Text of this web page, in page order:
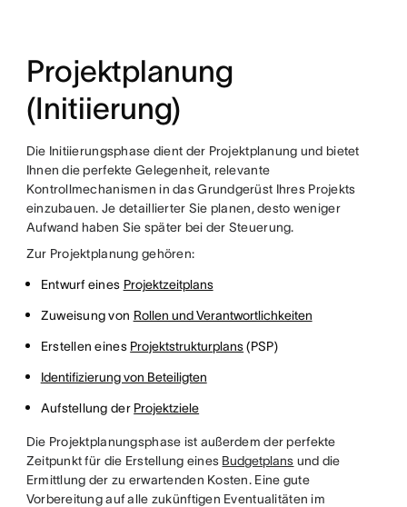
Projektplanung
(Initiierung)
Die Initiierungsphase dient der Projektplanung und bietet
Ihnen die perfekte Gelegenheit, relevante
Kontrollmechanismen in das Grundgerüst Ihres Projekts
einzubauen. Je detaillierter Sie planen, desto weniger
Aufwand haben Sie später bei der Steuerung.
Zur Projektplanung gehören:
Entwurf eines Projektzeitplans
Zuweisung von Rollen und Verantwortlichkeiten
Erstellen eines Projektstrukturplans(PSP)
Identifizierung von Beteiligten
Aufstellung der Projektziele
Die Projektplanungsphase ist außerdem der perfekte
Zeitpunkt für die Erstellung eines Budgetplans und die
Ermittlung der zu erwartenden Kosten. Eine gute
Vorbereitung auf alle zukünftigen Eventualitäten im